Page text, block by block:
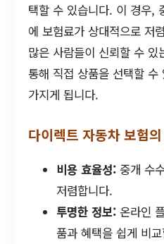
택할 수 있습니다. 이 경우,
에 보험료가 상대적으로 저
많은 사람들이 신뢰할 수
통해 직접 상품을 선택할
가지게 됩니다.
다이렉트 자동차 보험
비용 효율성: 중개 수
저렴합니다.
투명한 정보: 온라인
품과 혜택을 쉽게 비